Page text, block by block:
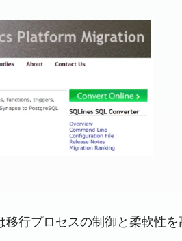
行プロセスの制御と柔軟性